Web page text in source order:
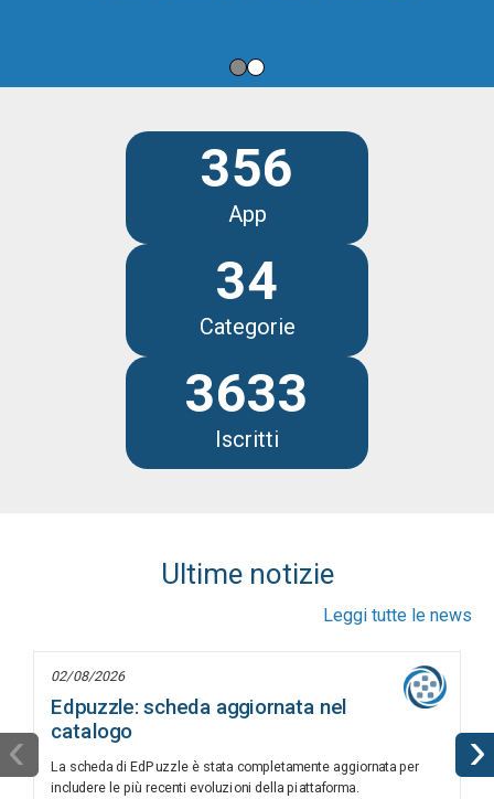
356
App
34
Categorie
3633
Iscritti
Ultime notizie
Leggi tutte le news
02/08/2026
Edpuzzle: scheda aggiornata nel
catalogo
La scheda di EdPuzzle è stata completamente aggiornata per
includere le più recenti evoluzioni della piattaforma.
‹ ›